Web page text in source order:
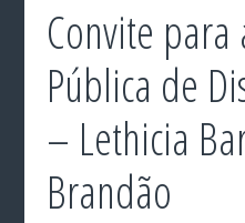
Convite para
Pública de
– Lethicia
Brandão